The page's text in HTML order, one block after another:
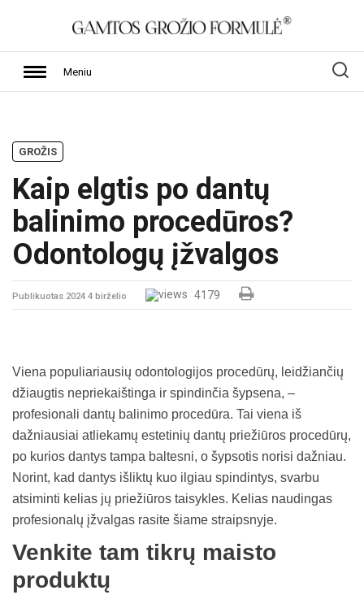
Meniu
GROŽIS
Kaip elgtis po dantų
balinimo procedūros?
Odontologų įžvalgos
Publikuotas 2024 4 birželio 4179
Viena populiariausių odontologijos procedūrų, leidžiančių
džiaugtis nepriekaištinga ir spindinčia šypsena, –
profesionali dantų balinimo procedūra. Tai viena iš
dažniausiai atliekamų estetinių dantų priežiūros procedūrų,
po kurios dantys tampa baltesni, o šypsotis norisi dažniau.
Norint, kad dantys išliktų kuo ilgiau spindintys, svarbu
atsiminti kelias jų priežiūros taisykles. Kelias naudingas
profesionalų įžvalgas rasite šiame straipsnyje.
Venkite tam tikrų maisto
produktų